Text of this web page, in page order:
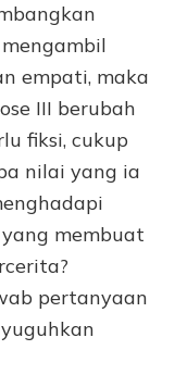
empati, maka
III berubah
fiksi, cukup
nilai yang ia
membuat
pertanyaan